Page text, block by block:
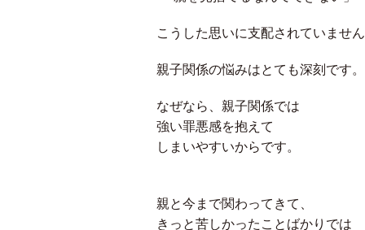
こうした思いに支配されていません
親子関係の悩みはとても深刻です。
なぜなら、親子関係では
強い罪悪感を抱えて
しまいやすいからです。
親と今まで関わってきて、
きっと苦しかったことばかりでは